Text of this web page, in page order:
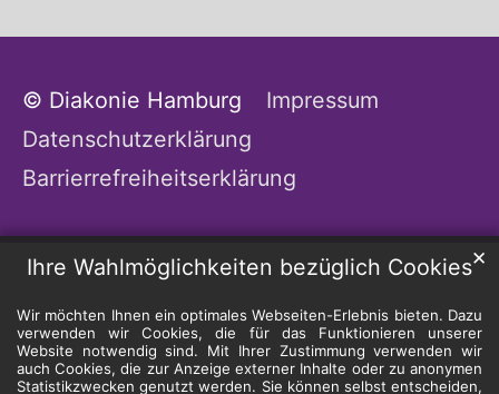
Ihre Wahlmöglichkeiten bezüglich Cookies
Wir möchten Ihnen ein optimales Webseiten-Erlebnis bieten. Dazu
verwenden wir Cookies, die für das Funktionieren unserer
Website notwendig sind. Mit Ihrer Zustimmung verwenden wir
auch Cookies, die zur Anzeige externer Inhalte oder zu anonymen
Statistikzwecken genutzt werden. Sie können selbst entscheiden,
✕
© Diakonie Hamburg
Impressum
Datenschutzerklärung
Barrierrefreiheitserklärung